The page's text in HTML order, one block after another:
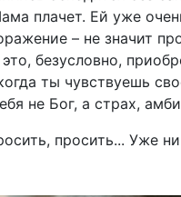
плачет. Ей уже
– не значит
безусловно,
ты чувствуешь
не Бог, а страх,
просить... Уже